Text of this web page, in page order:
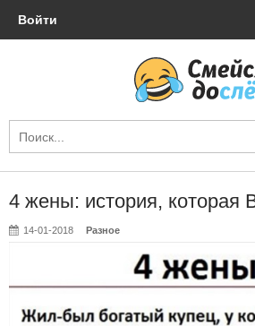
Войти
4 жены: история, которая
14-01-2018 Разное